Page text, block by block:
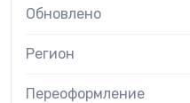
Обновлено
Регион
Переоформление